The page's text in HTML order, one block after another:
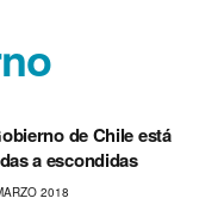
de Chile está
a escondidas
2018